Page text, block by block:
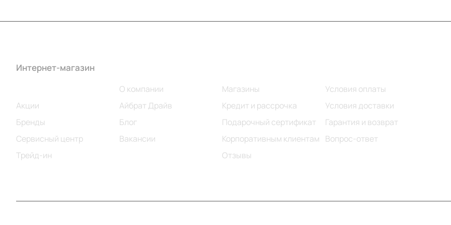
Интернет-магазин
Акции
Бренды
Сервисный центр
Трейд-ин
О компании
Айбрат Драйв
Блог
Вакансии
Магазины
Кредит и рассрочка
Подарочный сертификат
Корпоративным клиентам
Отзывы
Условия оплаты
Условия доставки
Гарантия и возврат
Вопрос-ответ